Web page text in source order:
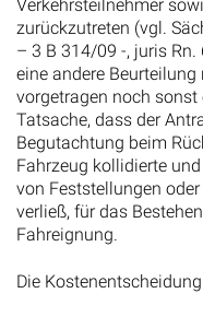
Verkehrsteilnehmer
zurückzutreten (vgl.
– 3 B 314/09 -, juris
eine andere
vorgetragen noch
Tatsache, dass der
Begutachtung beim
Fahrzeug kollidierte
von Feststellungen
verließ, für das
Fahreignung.
Die